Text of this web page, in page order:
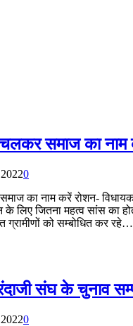
समाज का नाम
0
का नाम करें रोशन-
लिए जितना महत्व सांस का
ग्रामीणों को सम्बोधित कर रहे…
संघ के चुनाव
0